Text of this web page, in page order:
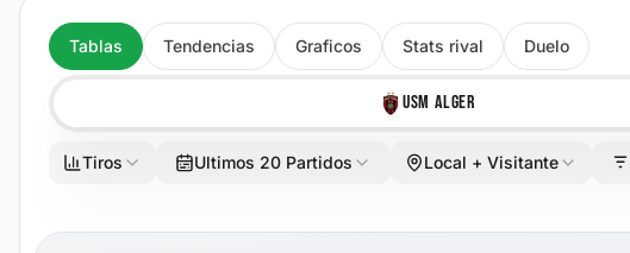
Tablas Tendencias Graficos Stats rival Duelo
USM ALGER
Tiros Ultimos 20 Partidos Local + Visitante